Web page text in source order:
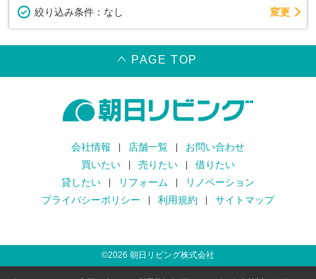
絞り込み条件： なし 変更
PAGE TOP
会社情報 店舗一覧
お問い合わせ
買いたい
売りたい
借りたい
貸したい
リフォーム
リノベーション
プライバシーポリシー
利用規約 サイトマップ
©2026 朝日リビング株式会社